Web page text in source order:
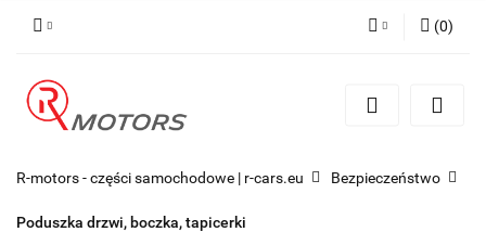
Zarejestruj się
(0)
R-motors - części samochodowe | r-cars.eu Bezpieczeństwo
Poduszka drzwi, boczka, tapicerki